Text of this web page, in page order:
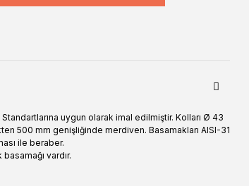
uygun olarak imal edilmiştir. Kolları Ø 43
500 mm genişliğinde merdiven. Basamakları AISI-31
ile beraber.
vardır.